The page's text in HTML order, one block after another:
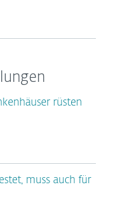
rüsten
muss auch für